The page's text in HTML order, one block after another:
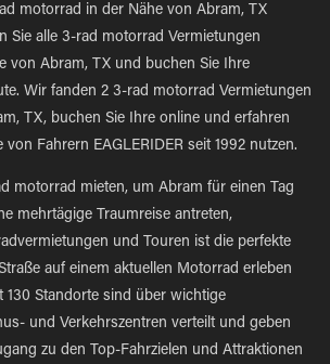
motorrad in der Nähe von Abram, TX
Sie alle 3-rad motorrad Vermietungen
von Abram, TX und buchen Sie Ihre
Wir fanden 2 3-rad motorrad Vermietungen
TX, buchen Sie Ihre online und erfahren
von Fahrern EAGLERIDER seit 1992 nutzen.
motorrad mieten, um Abram für einen Tag
mehrtägige Traumreise antreten,
und Touren ist die perfekte
auf einem aktuellen Motorrad erleben
130 Standorte sind über wichtige
und Verkehrszentren verteilt und geben
zu den Top-Fahrzielen und Attraktionen